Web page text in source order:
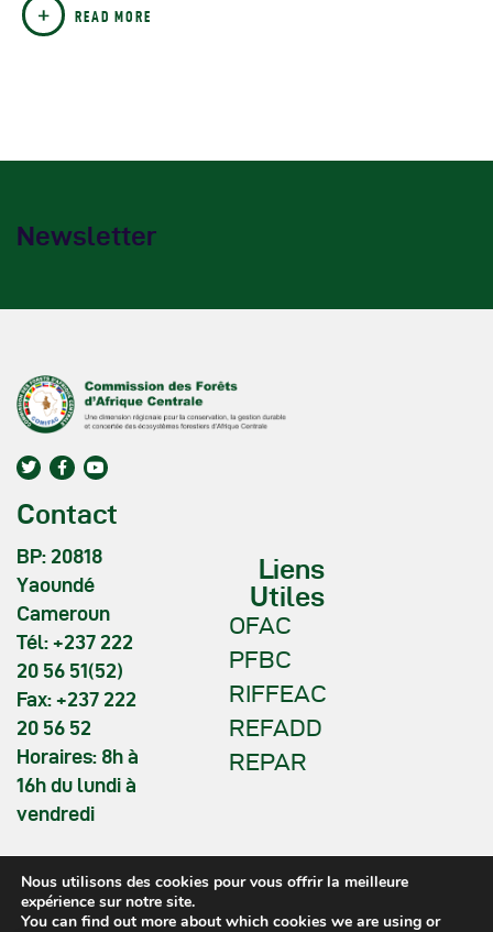
READ MORE
Newsletter
Contact
BP: 20818
Yaoundé
Cameroun
Tél: +237 222
20 56 51(52)
Fax: +237 222
20 56 52
Horaires: 8h à
16h du lundi à
vendredi
Liens
Utiles
OFAC
PFBC
RIFFEAC
REFADD
REPAR
Nous utilisons des cookies pour vous offrir la meilleure
expérience sur notre site.
You can find out more about which cookies we are using or